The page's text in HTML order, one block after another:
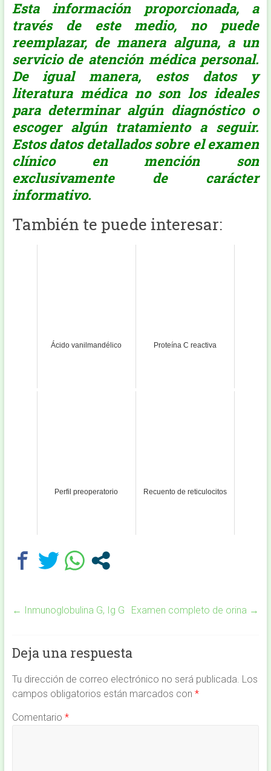
Esta información proporcionada, a
través de este medio, no puede
reemplazar, de manera alguna, a un
servicio de atención médica personal.
De igual manera, estos datos y
literatura médica no son los ideales
para determinar algún diagnóstico o
escoger algún tratamiento a seguir.
Estos datos detallados sobre el examen
clínico en mención son
exclusivamente de carácter
informativo.
También te puede interesar:
Ácido vanilmandélico Proteína C reactiva
Perfil preoperatorio Recuento de reticulocitos
← Inmunoglobulina G, Ig G Examen completo de orina →
Deja una respuesta
Tu dirección de correo electrónico no será publicada. Los
campos obligatorios están marcados con *
Comentario *